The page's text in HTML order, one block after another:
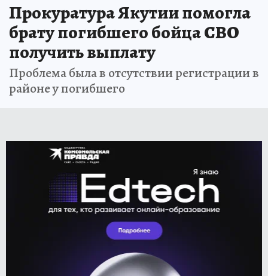
Прокуратура Якутии помогла
брату погибшего бойца СВО
получить выплату
Проблема была в отсутствии регистрации в
районе у погибшего